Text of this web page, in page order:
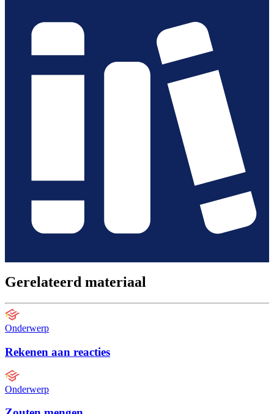
Gerelateerd materiaal
Onderwerp
Rekenen aan reacties
Onderwerp